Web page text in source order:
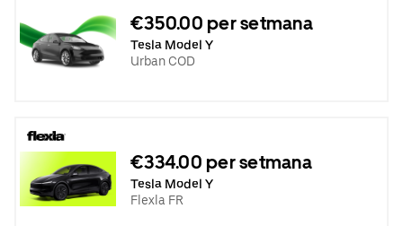
€350.00 per setmana
Tesla Model Y
Urban COD
€334.00 per setmana
Tesla Model Y
Flexla FR